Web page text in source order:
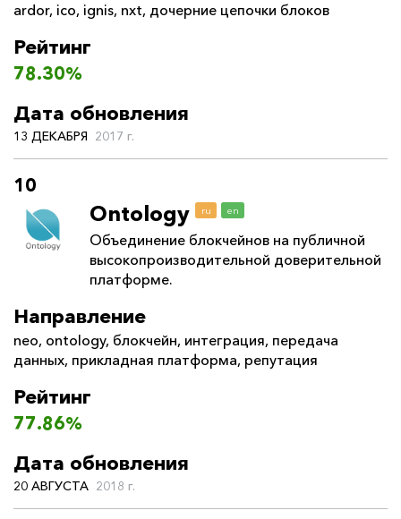
ardor, ico, ignis, nxt, дочерние цепочки блоков
Рейтинг
78.30%
Дата обновления
13 ДЕКАБРЯ 2017 г.
10
Ontology ru en
Объединение блокчейнов на публичной
высокопроизводительной доверительной
платформе.
Направление
neo, ontology, блокчейн, интеграция, передача
данных, прикладная платформа, репутация
Рейтинг
77.86%
Дата обновления
20 АВГУСТА 2018 г.